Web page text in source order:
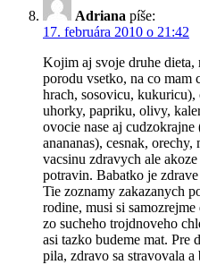
Adriana píše:
17. februára 2010 o 21:42
Kojim aj svoje druhe dieta,
porodu vsetko, na co mam
hrach, sosovicu, kukuricu),
uhorky, papriku, olivy,
ovocie nase aj
anananas), cesnak,
vacsinu zdravych ale
potravin. Babatko je
Tie zoznamy zakazanych
rodine, musi si
zo sucheho trojdnoveho
asi tazko budeme mat. Pre
pila, zdravo sa stravovala